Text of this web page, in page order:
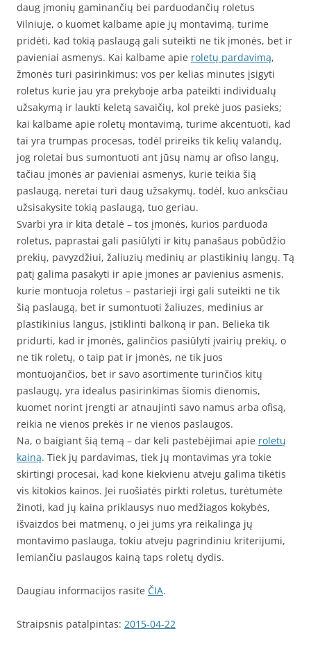
daug įmonių gaminančių bei parduodančių roletus
Vilniuje, o kuomet kalbame apie jų montavimą, turime
pridėti, kad tokią paslaugą gali suteikti ne tik įmonės, bet ir
pavieniai asmenys. Kai kalbame apie roletų pardavimą,
žmonės turi pasirinkimus: vos per kelias minutes įsigyti
roletus kurie jau yra prekyboje arba pateikti individualų
užsakymą ir laukti keletą savaičių, kol prekė juos pasieks;
kai kalbame apie roletų montavimą, turime akcentuoti, kad
tai yra trumpas procesas, todėl prireiks tik kelių valandų,
jog roletai bus sumontuoti ant jūsų namų ar ofiso langų,
tačiau įmonės ar pavieniai asmenys, kurie teikia šią
paslaugą, neretai turi daug užsakymų, todėl, kuo anksčiau
užsisakysite tokią paslaugą, tuo geriau.
Svarbi yra ir kita detalė – tos įmonės, kurios parduoda
roletus, paprastai gali pasiūlyti ir kitų panašaus pobūdžio
prekių, pavyzdžiui, žaliuzių medinių ar plastikinių langų. Tą
patį galima pasakyti ir apie įmones ar pavienius asmenis,
kurie montuoja roletus – pastarieji irgi gali suteikti ne tik
šią paslaugą, bet ir sumontuoti žaliuzes, medinius ar
plastikinius langus, įstiklinti balkoną ir pan. Belieka tik
pridurti, kad ir įmonės, galinčios pasiūlyti įvairių prekių, o
ne tik roletų, o taip pat ir įmonės, ne tik juos
montuojančios, bet ir savo asortimente turinčios kitų
paslaugų, yra idealus pasirinkimas šiomis dienomis,
kuomet norint įrengti ar atnaujinti savo namus arba ofisą,
reikia ne vienos prekės ir ne vienos paslaugos.
Na, o baigiant šią temą – dar keli pastebėjimai apie roletų
kainą. Tiek jų pardavimas, tiek jų montavimas yra tokie
skirtingi procesai, kad kone kiekvienu atveju galima tikėtis
vis kitokios kainos. Jei ruošiatės pirkti roletus, turėtumėte
žinoti, kad jų kaina priklausys nuo medžiagos kokybės,
išvaizdos bei matmenų, o jei jums yra reikalinga jų
montavimo paslauga, tokiu atveju pagrindiniu kriterijumi,
lemiančiu paslaugos kainą taps roletų dydis.
Daugiau informacijos rasite ČIA.
Straipsnis patalpintas: 2015-04-22